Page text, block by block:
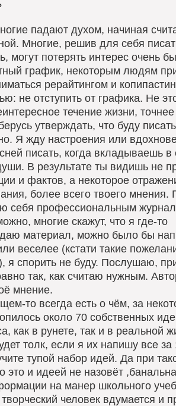
падают духом, начиная
Многие, решив для себя
могут потерять интерес очень
график, некоторым людям
рерайтингом и
не отступить от графика. Не
течение жизни,
утверждать, что буду
Я жду настроения или
писать, когда вкладываешь в
В результате ты видишь не
и фактов, а некоторое
более всего твоего мнения.
себя профессиональным
многие скажут, что я где-то
материал, можно было бы
веселее (кстати такие
я спорить не буду. Послушаю,
так, как считаю нужным.
мнение.
то всегда есть о чём, за
около 70 собственных
, как в рунете, так и в реальной
толк, если я их напишу все за
тупой набор идей. Да при
это и идеей не назовёт
на манер школьного
человек вдумается и